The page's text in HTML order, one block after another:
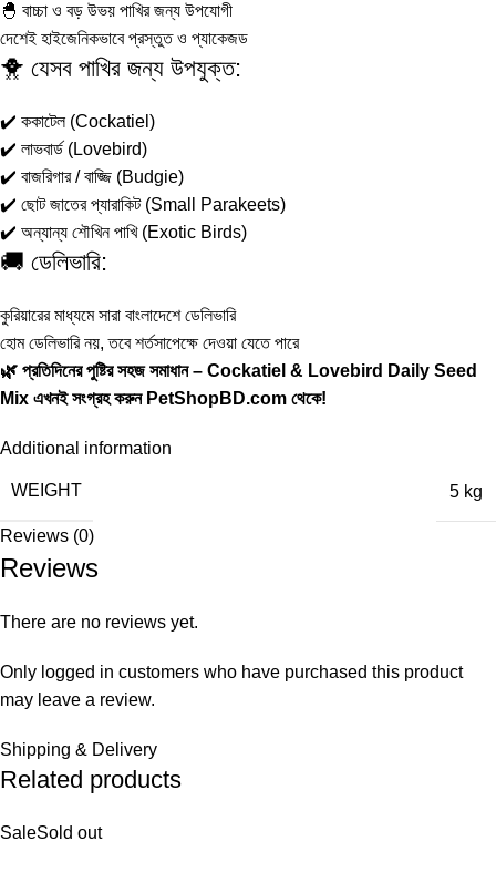
🐣 বাচ্চা ও বড় উভয় পাখির জন্য উপযোগী
দেশেই হাইজেনিকভাবে প্রস্তুত ও প্যাকেজড
🐥 যেসব পাখির জন্য উপযুক্ত:
✔️ ককাটেল (Cockatiel)
✔️ লাভবার্ড (Lovebird)
✔️ বাজরিগার / বাজ্জি (Budgie)
✔️ ছোট জাতের প্যারাকিট (Small Parakeets)
✔️ অন্যান্য শৌখিন পাখি (Exotic Birds)
🚚 ডেলিভারি:
কুরিয়ারের মাধ্যমে সারা বাংলাদেশে ডেলিভারি
হোম ডেলিভারি নয়, তবে শর্তসাপেক্ষে দেওয়া যেতে পারে
🌿 প্রতিদিনের পুষ্টির সহজ সমাধান – Cockatiel & Lovebird Daily Seed
Mix এখনই সংগ্রহ করুন PetShopBD.com থেকে!
Additional information
WEIGHT 5 kg
Reviews (0)
Reviews
There are no reviews yet.
Only logged in customers who have purchased this product
may leave a review.
Shipping & Delivery
Related products
SaleSold out